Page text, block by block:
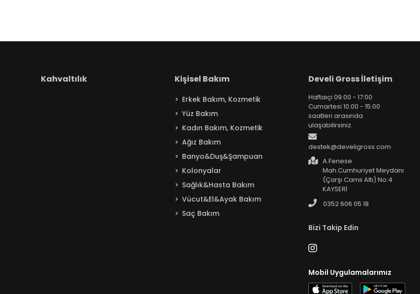
Kahvaltılık Kişisel Bakım
Erkek Bakım, Kozmetik
Yüz Bakım
Kadın Bakım, Kozmetik
Ağız Bakım
Banyo&Duş&Şampuan
Kolonyalar
Sağlık&Hasta Bakım
Vücut&El&Ayak Bakım
Saç Bakım
Develi Gross İletişim
Haftaiçi 09:00 - 17:00
Cumartesi 10:00 - 15:00
saatleri arasında
ulaşabilirsiniz.
destek@develigross.com
A.Fenese
Mah.Cumhuriyet Meydanı
(Çarşı Camii Altı) No:4
KAYSERİ
0352 606 05 18
Bizi Takip Edin
Mobil Uygulamalarımız